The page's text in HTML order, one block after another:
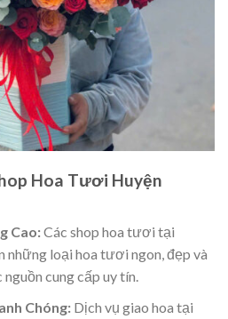
Hoa Tươi Huyện
Cao:Các shop hoa tươi tại
những loại hoa tươi ngon, đẹp và
cung cấp uy tín.
Chóng:Dịch vụ giao hoa tại